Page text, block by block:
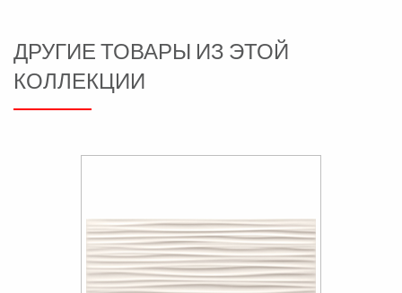
ДРУГИЕ ТОВАРЫ ИЗ ЭТОЙ
КОЛЛЕКЦИИ